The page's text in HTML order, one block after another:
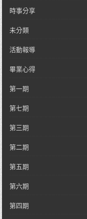
時事分享
未分類
活動報導
畢業心得
第一期
第七期
第三期
第二期
第五期
第六期
第四期